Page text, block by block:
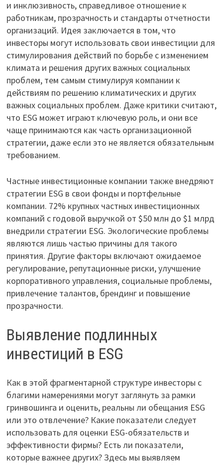
и инклюзивность, справедливое отношение к
работникам, прозрачность и стандарты отчетности
организаций. Идея заключается в том, что
инвесторы могут использовать свои инвестиции для
стимулирования действий по борьбе с изменением
климата и решения других важных социальных
проблем, тем самым стимулируя компании к
действиям по решению климатических и других
важных социальных проблем. Даже критики считают,
что ESG может играют ключевую роль, и они все
чаще принимаются как часть организационной
стратегии, даже если это не является обязательным
требованием.
Частные инвестиционные компании также внедряют
стратегии ESG в свои фонды и портфельные
компании. 72% крупных частных инвестиционных
компаний с годовой выручкой от $50 млн до $1 млрд
внедрили стратегии ESG. Экологические проблемы
являются лишь частью причины для такого
принятия. Другие факторы включают ожидаемое
регулирование, репутационные риски, улучшение
корпоративного управления, социальные проблемы,
привлечение талантов, брендинг и повышение
прозрачности.
Выявление подлинных
инвестиций в ESG
Как в этой фрагментарной структуре инвесторы с
благими намерениями могут заглянуть за рамки
гринвошинга и оценить, реальны ли обещания ESG
или это отвлечение? Какие показатели следует
использовать для оценки ESG-обязательств и
эффективности фирмы? Есть ли показатели,
которые важнее других? Здесь мы выявляем